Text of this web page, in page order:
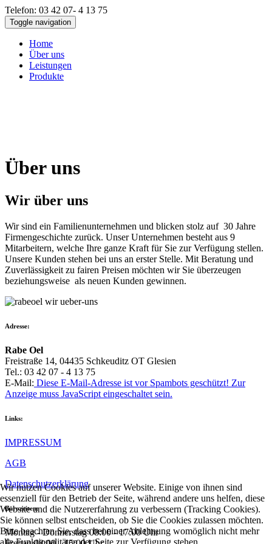
Telefon: 03 42 07- 4 13 75
Toggle navigation
Home
Über uns
Leistungen
Produkte
Über uns
Wir über uns
Wir sind ein Familienunternehmen und blicken stolz auf 30 Jahre
Firmengeschichte zurück. Unser Unternehmen besteht aus 9
Mitarbeitern, welche Ihre ganze Kraft für Sie zur Verfügung stellen.
Unsere Kunden stehen bei uns an erster Stelle. Mit Beratung und
Zuverlässigkeit zu fairen Preisen möchten wir Sie überzeugen
beziehungsweise als neuen Kunden gewinnen.
Adresse:
Rabe Oel
Freistraße 14, 04435 Schkeuditz OT Glesien
Tel.: 03 42 07 - 4 13 75
E-Mail: Diese E-Mail-Adresse ist vor Spambots geschützt! Zur
Anzeige muss JavaScript eingeschaltet sein.
Links:
IMPRESSUM
AGB
Datenschutzerklärung
Bürozeiten:
Montag - Donnerstag 08:00 - 17:00 Uhr
Wir nutzen Cookies auf unserer Website. Einige von ihnen sind
essenziell für den Betrieb der Seite, während andere uns helfen, diese
Website und die Nutzererfahrung zu verbessern (Tracking Cookies).
Sie können selbst entscheiden, ob Sie die Cookies zulassen möchten.
Bitte beachten Sie, dass bei einer Ablehnung womöglich nicht mehr
alle Funktionalitäten der Seite zur Verfügung stehen.